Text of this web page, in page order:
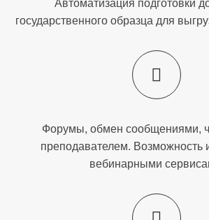
Автоматизация подготовки
государственного образца для
Форумы, обмен сообщениями,
преподавателем. Возможность
вебинарными